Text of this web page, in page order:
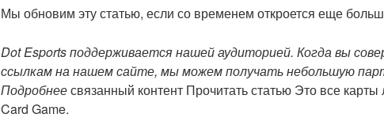
Мы обновим эту статью, если со временем откроется еще
Dot Esports поддерживается нашей аудиторией. Когда вы
ссылкам на нашем сайте, мы можем получать небольшую
Подробнеесвязанный контент Прочитать статью Это все
Card Game.